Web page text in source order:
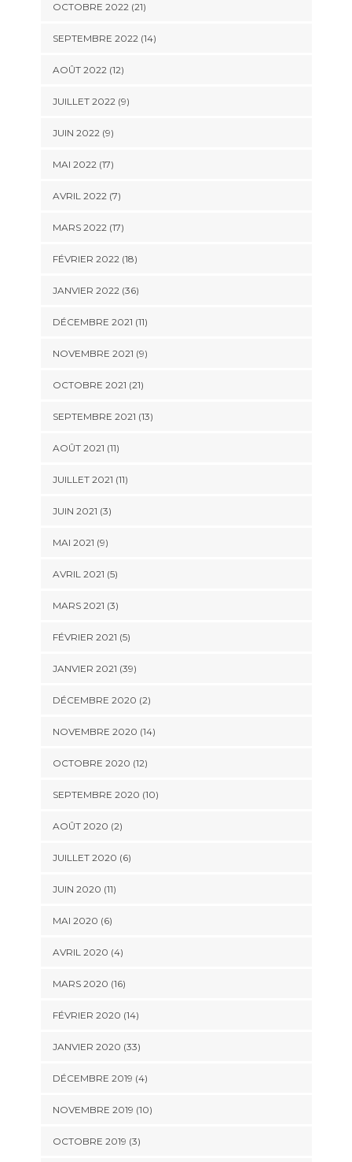
OCTOBRE 2022 (21)
SEPTEMBRE 2022 (14)
AOÛT 2022 (12)
JUILLET 2022 (9)
JUIN 2022 (9)
MAI 2022 (17)
AVRIL 2022 (7)
MARS 2022 (17)
FÉVRIER 2022 (18)
JANVIER 2022 (36)
DÉCEMBRE 2021 (11)
NOVEMBRE 2021 (9)
OCTOBRE 2021 (21)
SEPTEMBRE 2021 (13)
AOÛT 2021 (11)
JUILLET 2021 (11)
JUIN 2021 (3)
MAI 2021 (9)
AVRIL 2021 (5)
MARS 2021 (3)
FÉVRIER 2021 (5)
JANVIER 2021 (39)
DÉCEMBRE 2020 (2)
NOVEMBRE 2020 (14)
OCTOBRE 2020 (12)
SEPTEMBRE 2020 (10)
AOÛT 2020 (2)
JUILLET 2020 (6)
JUIN 2020 (11)
MAI 2020 (6)
AVRIL 2020 (4)
MARS 2020 (16)
FÉVRIER 2020 (14)
JANVIER 2020 (33)
DÉCEMBRE 2019 (4)
NOVEMBRE 2019 (10)
OCTOBRE 2019 (3)